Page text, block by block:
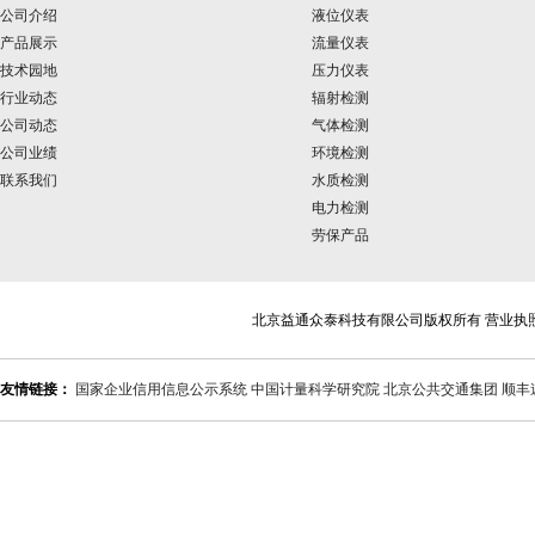
公司介绍
产品展示
技术园地
行业动态
公司动态
公司业绩
联系我们
液位仪表
流量仪表
压力仪表
辐射检测
气体检测
环境检测
水质检测
电力检测
劳保产品
北京益通众泰科技有限公司版权所有 营业执
友情链接： 国家企业信用信息公示系统 中国计量科学研究院 北京公共交通集团 顺丰